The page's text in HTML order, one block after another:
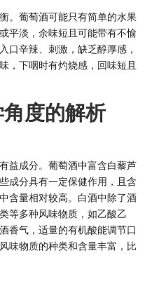
。葡萄酒可能只有简单的水果
平淡，余味短且可能带有不愉
口辛辣、刺激，缺乏醇厚感，
，下咽时有灼烧感，回味短且
度的解析
益成分。葡萄酒中富含白藜芦
成分具有一定保健作用，且含
含量相对较高。白酒中除了酒
等多种风味物质，如乙酸乙
香气，适量的有机酸能调节口
味物质的种类和含量丰富，比